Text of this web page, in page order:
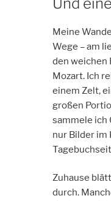
Meine
Wege – am
den weichen
Mozart. Ich
einem Zelt,
großen
sammele ich
nur Bilder im
Zuhause
durch.